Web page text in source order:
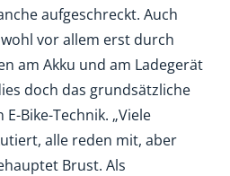
aufgeschreckt. Auch
vor allem erst durch
am Akku und am Ladegerät
doch das grundsätzliche
Bike-Technik. „Viele
alle reden mit, aber
Brust. Als